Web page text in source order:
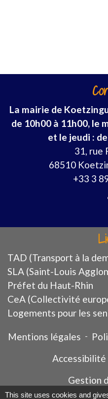
La mairie de
de 10h00 à 11h00, le
et le jeudi :
31, rue
68510
+33 3
TAD (Transport à la
SLA (Saint-Louis
Préfet du Haut-Rhin
CeA (Collectivité
Logements pour les
Mentions légales -
Accessibilité
Gestion
This site uses cookies and